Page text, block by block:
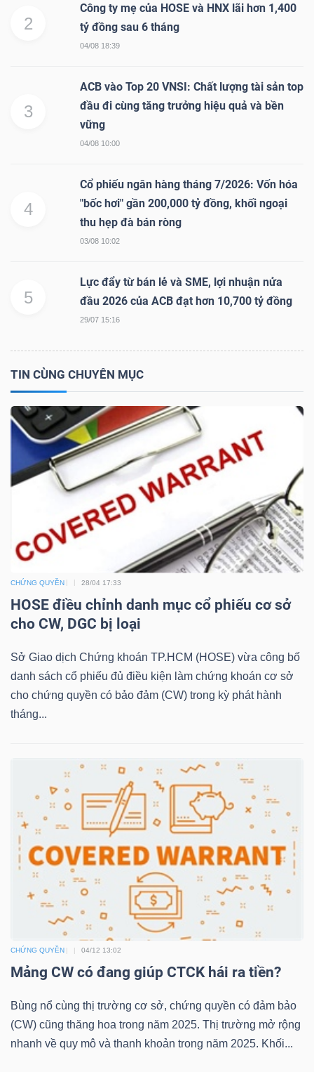
2
Công ty mẹ của HOSE và HNX lãi hơn 1,400
tỷ đồng sau 6 tháng
04/08 18:39
3
ACB vào Top 20 VNSI: Chất lượng tài sản top
đầu đi cùng tăng trưởng hiệu quả và bền
vững
04/08 10:00
4
Cổ phiếu ngân hàng tháng 7/2026: Vốn hóa
"bốc hơi" gần 200,000 tỷ đồng, khối ngoại
thu hẹp đà bán ròng
03/08 10:02
5
Lực đẩy từ bán lẻ và SME, lợi nhuận nửa
đầu 2026 của ACB đạt hơn 10,700 tỷ đồng
29/07 15:16
TIN CÙNG CHUYÊN MỤC
CHỨNG QUYỀN 28/04 17:33
HOSE điều chỉnh danh mục cổ phiếu cơ sở
cho CW, DGC bị loại
Sở Giao dịch Chứng khoán TP.HCM (HOSE) vừa công bố
danh sách cổ phiếu đủ điều kiện làm chứng khoán cơ sở
cho chứng quyền có bảo đảm (CW) trong kỳ phát hành
tháng...
CHỨNG QUYỀN 04/12 13:02
Mảng CW có đang giúp CTCK hái ra tiền?
Bùng nổ cùng thị trường cơ sở, chứng quyền có đảm bảo
(CW) cũng thăng hoa trong năm 2025. Thị trường mở rộng
nhanh về quy mô và thanh khoản trong năm 2025. Khối...
SINH
PHIẾU
TRUY
XUẤT
DỮ
VS-
SECTOR
NĂNG
LƯỢNG
CÔNG
TIÊU
DÙNG
KHÔNG